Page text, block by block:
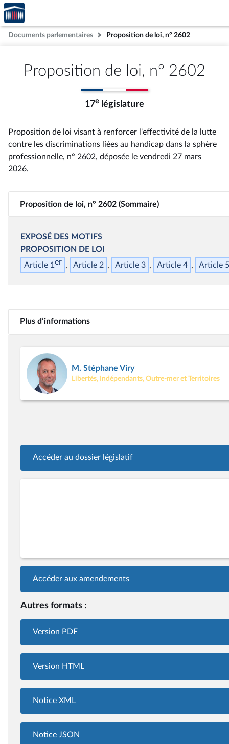
Aller au contenu
Aller en bas de la page
Accèder
à la
page
d'accueil
Documents parlementaires Proposition de loi, n° 2602
Proposition de loi, n° 2602
17e législature
Proposition de loi visant à renforcer l'effectivité de la lutte
contre les discriminations liées au handicap dans la sphère
professionnelle, n° 2602, déposée le vendredi 27 mars
2026.
Proposition de loi, n° 2602 (Sommaire)
EXPOSÉ DES MOTIFS
PROPOSITION DE LOI
Article 1er Article 2 Article 3 Article 4 Article 5
Plus d’informations
M. Stéphane Viry
Libertés, Indépendants, Outre-mer et Territoires
Accéder au dossier législatif
Accéder aux amendements
Autres formats :
Version PDF
Version HTML
Notice XML
Notice JSON